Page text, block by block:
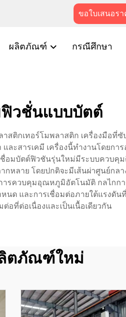
ขอใบเสนอรา
ผลิตภัณฑ์ กรณีศึกษา
ฟิวชั่นแบบบัตต์
ติกเทอร์โมพลาสติก เครื่องมือที่
ละสารเคมี เครื่องนี้ทำงานโดย
ชื่อมบัตต์ฟิวชันรุ่นใหม่มีระบบควบ
หลาย โดยปกติจะมีเส้นผ่าศูนย์กล
รควบคุมอุณหภูมิอัตโนมัติ กลไกก
และการเชื่อมต่อภายใต้แรงดัน
อที่ต่อเนื่องและเป็นเนื้อเดียวกัน
ตภัณฑ์ใหม่